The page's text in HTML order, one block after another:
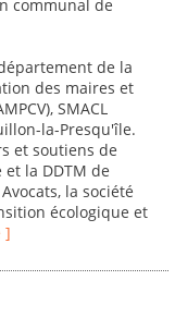
communal de
de la
des maires et
SMACL
la-Presqu'île.
et soutiens de
et la DDTM de
la société
écologique et
]